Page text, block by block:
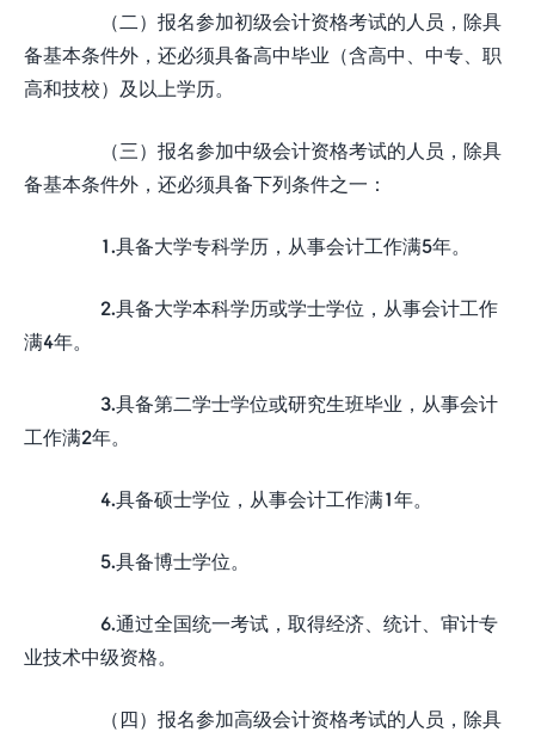
（二）报名参加初级会计资格考试的人员，除具
备基本条件外，还必须具备高中毕业（含高中、中专、职
高和技校）及以上学历。
（三）报名参加中级会计资格考试的人员，除具
备基本条件外，还必须具备下列条件之一：
1.具备大学专科学历，从事会计工作满5年。
2.具备大学本科学历或学士学位，从事会计工作
满4年。
3.具备第二学士学位或研究生班毕业，从事会计
工作满2年。
4.具备硕士学位，从事会计工作满1年。
5.具备博士学位。
6.通过全国统一考试，取得经济、统计、审计专
业技术中级资格。
（四）报名参加高级会计资格考试的人员，除具